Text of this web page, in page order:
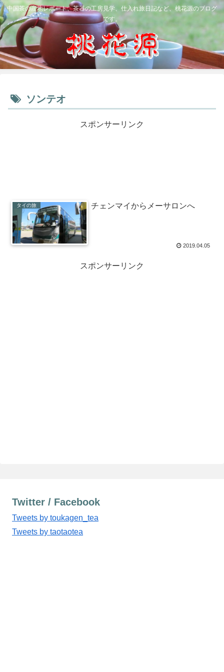
中国茶の産地レポート、茶器の工房見学、仕入れ旅日記など、桃花源のブログ
です。
ソンテオ
スポンサーリンク
タイの旅 チェンマイからメーサロンへ
2019.04.05
スポンサーリンク
Twitter / Facebook
Tweets by toukagen_tea
Tweets by taotaotea